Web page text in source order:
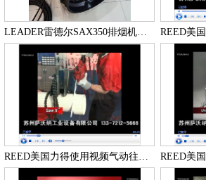
LEADER雷德尔SAX350排烟机操作详解
REED美国力得使用视频气动往复锯使用视频